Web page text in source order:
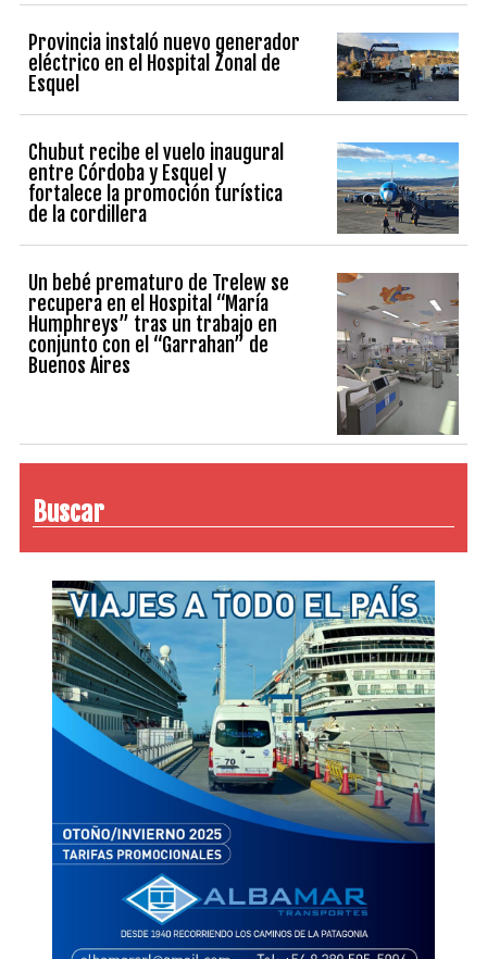
Provincia instaló nuevo generador
eléctrico en el Hospital Zonal de
Esquel
Chubut recibe el vuelo inaugural
entre Córdoba y Esquel y
fortalece la promoción turística
de la cordillera
Un bebé prematuro de Trelew se
recupera en el Hospital “María
Humphreys” tras un trabajo en
conjunto con el “Garrahan” de
Buenos Aires
Buscar